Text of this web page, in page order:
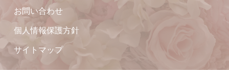
お問い合わせ
個人情報保護方針
サイトマップ